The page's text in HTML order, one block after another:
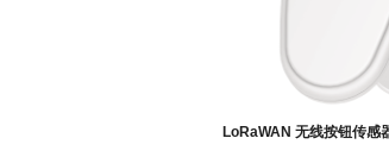
LoRaWAN 无线按钮传感